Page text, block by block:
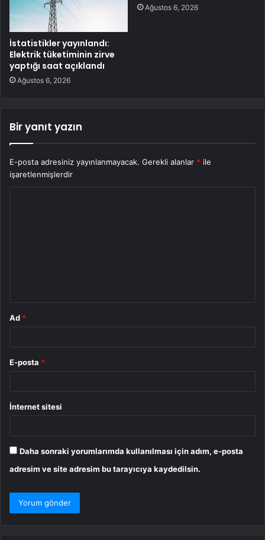
İstatistikler yayınlandı:
Elektrik tüketiminin zirve
yaptığı saat açıklandı
Ağustos 6, 2026
Ağustos 6, 2026
Bir yanıt yazın
E-posta adresiniz yayınlanmayacak. Gerekli alanlar * ile
işaretlenmişlerdir
Ad *
E-posta *
İnternet sitesi
Daha sonraki yorumlarımda kullanılması için adım, e-posta
adresim ve site adresim bu tarayıcıya kaydedilsin.